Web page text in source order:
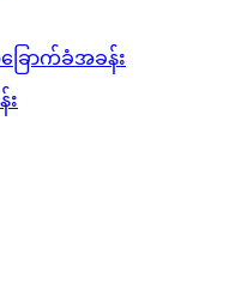
ောက်ခံအခန်း
း